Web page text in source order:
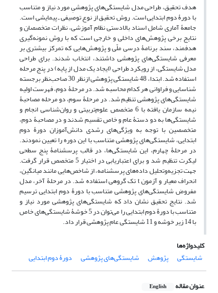
هدف تحقیق، طراحی مدل شایستگی‌های پژوهشیِ مورد نیاز و متناسب
با دورۀ دوم ابتدایی است. روش تحقیق از نوع توصیفی ـ پیمایشی است.
جامعۀ آماری شامل اسناد بالادستی نظام آموزشی، نظرات متخصصان و
نتایج برخی پژوهش‌های داخلی و خارجی است که با روش نمونه‌گیری
هدفمند، سند برنامۀ درسی ملّی و پژوهش‌هایی که تمرکز بیشتری بر
معرفی شایستگی‌های پژوهشی داشتند، انتخاب شدند. برای طراحی
مدل شایستگی، از رویکرد طراحی (ایجاد یک مدل از پایه) در پنج مرحله
استفاده شد. ابتدا، 48 شایستگی پژوهشی ازنظر 30 صاحب‌نظر برجسته
شناسایی و فراوانی هر کدام محاسبه شد. در مرحلۀ دوم، فهرست اولیه
شایستگی‌های پژوهشی تنظیم شد. در مرحلۀ سوم، دو مرحله مصاحبۀ
نیمه سازمان یافته با 6 متخصص علوم‌تربیتی و روان‌شناسی انجام و
شایستگی‌ها به دو دستۀ عام و خاص تقسیم شدند و در مصاحبۀ دوم،
متخصصین با توجه به ویژگی‌های رشدی دانش‌آموزان دورۀ دوم
ابتدایی، شایستگی‌های پژوهشی متناسب با این دوره را تعیین نمودند.
در مرحلۀ چهارم، این شایستگی‌ها، در قالب پرسشنامۀ پنج سطحی
لیکرت تنظیم شد و برای اعتباریابی در اختیار 5 متخصص قرار گرفت.
جهت تجزیه‌وتحلیل داده‌های پرسشنامه، از شاخص‌هایی مانند میانگین،
انحراف معیار و آزمون t تک گروهی استفاده شد. در مرحلۀ آخر، مدل
مفروض شایستگی‌های پژوهشی متناسب با دورۀ دوم ابتدایی ترسیم
شد. نتایج تحقیق نشان داد که شایستگی‌های پژوهشی مورد نیاز و
متناسب با دورۀ دوم ابتدایی را می‌توان در 5 خوشۀ شایستگی‌های خاص
با 14 زیر خوشه و 11 شایستگی عام پژوهشی قرار داد.
کلیدواژه‌ها
شایستگی
پژوهش شایستگی‌های پژوهشی دورۀ دوم ابتدایی
عنوان مقاله English